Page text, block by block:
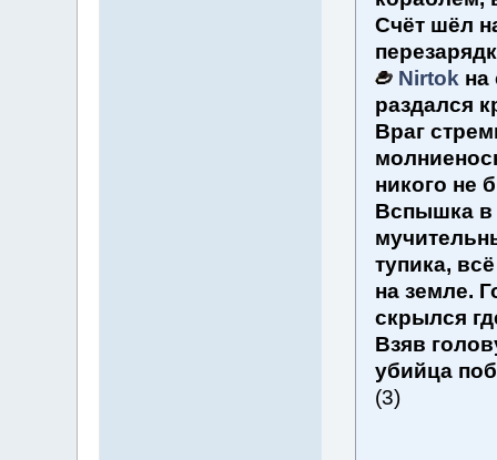
Счёт шёл
Nirtok на
раздался
Враг
никого не
Вспышка в
тупика,
на земле.
скрылся
Взяв
убийца
(3)